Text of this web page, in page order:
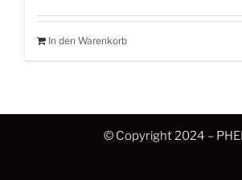
In den Warenkorb
© Copyright 2024 –